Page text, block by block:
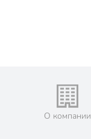
О компании